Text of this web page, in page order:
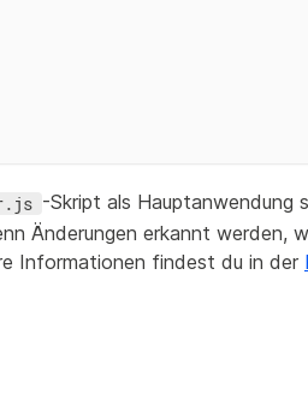
-Skript als Hauptanwendung
Änderungen erkannt werden,
Informationen findest du in der